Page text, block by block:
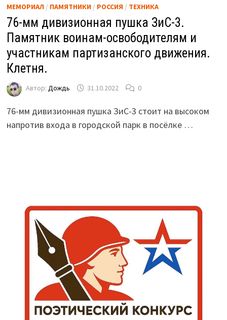
МЕМОРИАЛ/ ПАМЯТНИКИ/ РОССИЯ / ТЕХНИКА
76-мм дивизионная пушка ЗиС-3.
Памятник воинам-освободителям и
участникам партизанского движения.
Клетня.
Автор: Дождь 31.10.2022 0
76-мм дивизионная пушка ЗиС-3 стоит на высоком
напротив входа в городской парк в посёлке …